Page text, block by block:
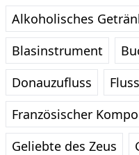
Alkoholisches
Blasinstrument
Donauzufluss
Französischer
Geliebte des Zeus